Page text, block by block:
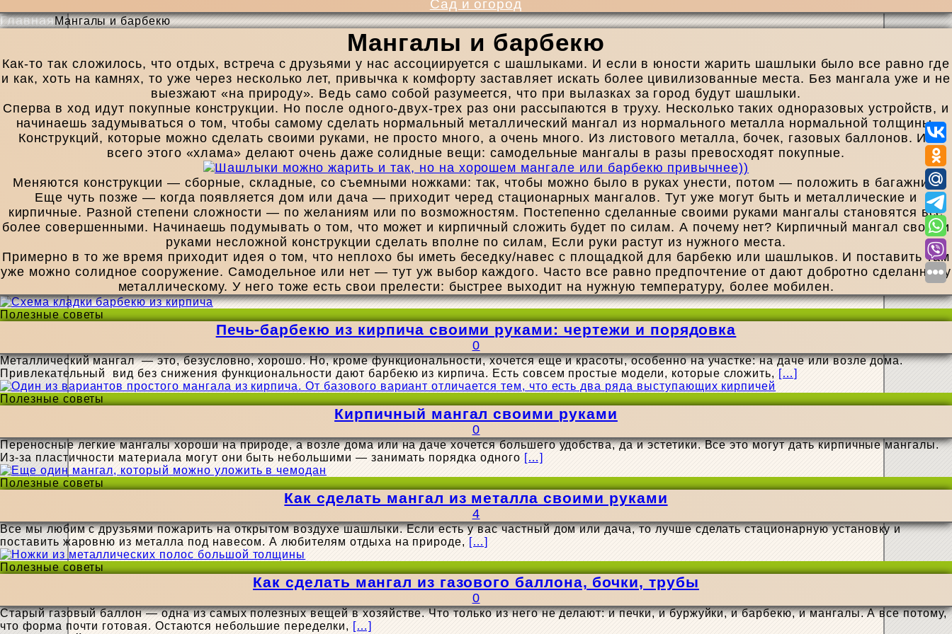
Сад и огород
ГлавнаяМангалы и барбекю
Мангалы и барбекю
Как-то так сложилось, что отдых, встреча с друзьями у нас ассоциируется с шашлыками. И если в юности жарить шашлыки было все равно где
и как, хоть на камнях, то уже через несколько лет, привычка к комфорту заставляет искать более цивилизованные места. Без мангала уже и не
выезжают «на природу». Ведь само собой разумеется, что при вылазках за город будут шашлыки.
Сперва в ход идут покупные конструкции. Но после одного-двух-трех раз они рассыпаются в труху. Несколько таких одноразовых устройств, и
начинаешь задумываться о том, чтобы самому сделать нормальный металлический мангал из нормального металла нормальной толщины.
Конструкций, которые можно сделать своими руками, не просто много, а очень много. Из листового металла, бочек, газовых баллонов. Их
всего этого «хлама» делают очень даже солидные вещи: самодельные мангалы в разы превосходят покупные.
Меняются конструкции — сборные, складные, со съемными ножками: так, чтобы можно было в руках унести, потом — положить в багажник.
Еще чуть позже — когда появляется дом или дача — приходит черед стационарных мангалов. Тут уже могут быть и металлические и
кирпичные. Разной степени сложности — по желаниям или по возможностям. Постепенно сделанные своими руками мангалы становятся все
более совершенными. Начинаешь подумывать о том, что может и кирпичный сложить будет по силам. А почему нет? Кирпичный мангал своими
руками несложной конструкции сделать вполне по силам, Если руки растут из нужного места.
Примерно в то же время приходит идея о том, что неплохо бы иметь беседку/навес с площадкой для барбекю или шашлыков. И поставить там
уже можно солидное сооружение. Самодельное или нет — тут уж выбор каждого. Часто все равно предпочтение от дают добротно сделанному
металлическому. У него тоже есть свои прелести: быстрее выходит на нужную температуру, более мобилен.
Полезные советы
Печь-барбекю из кирпича своими руками: чертежи и порядовка
0
Металлический мангал — это, безусловно, хорошо. Но, кроме функциональности, хочется еще и красоты, особенно на участке: на даче или возле дома.
Привлекательный вид без снижения функциональности дают барбекю из кирпича. Есть совсем простые модели, которые сложить, […]
Полезные советы
Кирпичный мангал своими руками
0
Переносные легкие мангалы хороши на природе, а возле дома или на даче хочется большего удобства, да и эстетики. Все это могут дать кирпичные мангалы.
Из-за пластичности материала могут они быть небольшими — занимать порядка одного […]
Полезные советы
Как сделать мангал из металла своими руками
4
Все мы любим с друзьями пожарить на открытом воздухе шашлыки. Если есть у вас частный дом или дача, то лучше сделать стационарную установку и
поставить жаровню из металла под навесом. А любителям отдыха на природе, […]
Полезные советы
Как сделать мангал из газового баллона, бочки, трубы
0
Старый газовый баллон — одна из самых полезных вещей в хозяйстве. Что только из него не делают: и печки, и буржуйки, и барбекю, и мангалы. А все потому,
что форма почти готовая. Остаются небольшие переделки, […]